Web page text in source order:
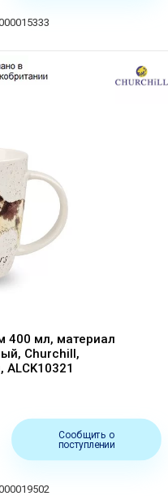
400 мл, материал
Churchill,
ALCK10321
Сообщить о
поступлении